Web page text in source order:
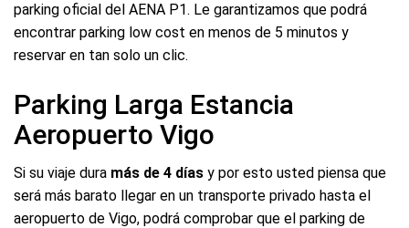
parking oficial del AENA P1. Le garantizamos que podrá
encontrar parking low cost en menos de 5 minutos y
reservar en tan solo un clic.
Parking Larga Estancia
Aeropuerto Vigo
Si su viaje dura más de 4 días y por esto usted piensa que
será más barato llegar en un transporte privado hasta el
aeropuerto de Vigo, podrá comprobar que el parking de